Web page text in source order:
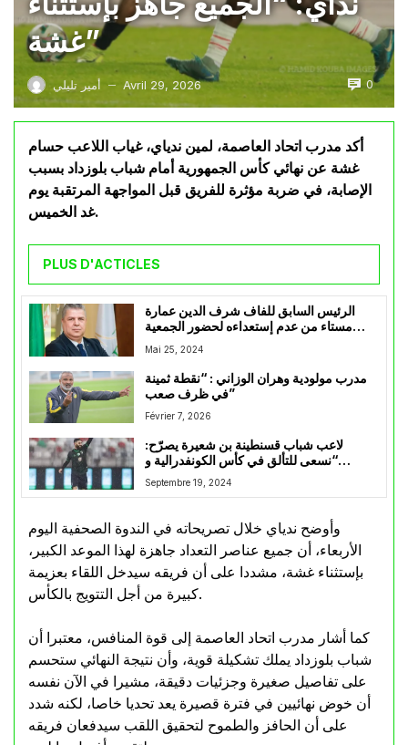
غشة”
أمير تليلي — Avril 29, 2026 0
أكد مدرب اتحاد العاصمة، لمين ندياي، غياب اللاعب حسام
غشة عن نهائي كأس الجمهورية أمام شباب بلوزداد بسبب
الإصابة، في ضربة مؤثرة للفريق قبل المواجهة المرتقبة يوم
غد الخميس.
PLUS D'ACTICLES
الرئيس السابق للفاف شرف الدين عمارة
مستاء من عدم إستعداءه لحضور الجمعية
العامة للفاف
Mai 25, 2024
مدرب مولودية وهران الوزاني : “نقطة ثمينة
في ظرف صعب”
Février 7, 2026
لاعب شباب قسنطينة بن شعيرة يصرّح:
“نسعى للتألق في كأس الكونفدرالية و
Septembre 19, 2024
وأوضح ندياي خلال تصريحاته في الندوة الصحفية اليوم
الأربعاء، أن جميع عناصر التعداد جاهزة لهذا الموعد الكبير،
بإستثناء غشة، مشددا على أن فريقه سيدخل اللقاء بعزيمة
كبيرة من أجل التتويج بالكأس.
كما أشار مدرب اتحاد العاصمة إلى قوة المنافس، معتبرا أن
شباب بلوزداد يملك تشكيلة قوية، وأن نتيجة النهائي ستحسم
على تفاصيل صغيرة وجزئيات دقيقة، مشيرا في الآن نفسه
أن خوض نهائيين في فترة قصيرة يعد تحديا خاصا، لكنه شدد
على أن الحافز والطموح لتحقيق اللقب سيدفعان فريقه